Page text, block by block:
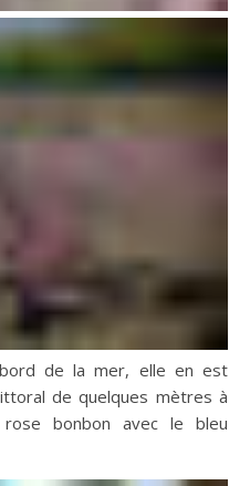
de la mer, elle en est
de quelques mètres à
bonbon avec le bleu